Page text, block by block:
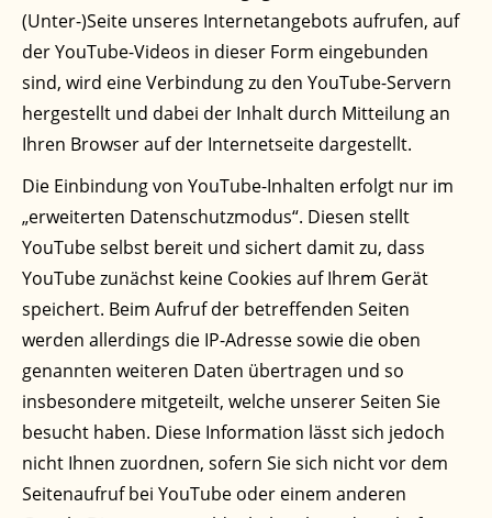
(Unter-)Seite unseres Internetangebots aufrufen, auf
der YouTube-Videos in dieser Form eingebunden
sind, wird eine Verbindung zu den YouTube-Servern
hergestellt und dabei der Inhalt durch Mitteilung an
Ihren Browser auf der Internetseite dargestellt.
Die Einbindung von YouTube-Inhalten erfolgt nur im
„erweiterten Datenschutzmodus“. Diesen stellt
YouTube selbst bereit und sichert damit zu, dass
YouTube zunächst keine Cookies auf Ihrem Gerät
speichert. Beim Aufruf der betreffenden Seiten
werden allerdings die IP-Adresse sowie die oben
genannten weiteren Daten übertragen und so
insbesondere mitgeteilt, welche unserer Seiten Sie
besucht haben. Diese Information lässt sich jedoch
nicht Ihnen zuordnen, sofern Sie sich nicht vor dem
Seitenaufruf bei YouTube oder einem anderen